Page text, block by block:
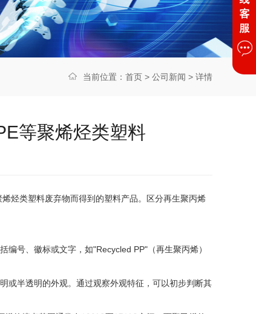
当前位置： 首页 > 公司新闻 > 详情
等聚烯烃类塑料
烃类塑料废弃物而得到的塑料产品。区分再生聚丙烯
号、徽标或文字，如"Recycled PP"（再生聚丙烯）
或半透明的外观。通过观察外观特征，可以初步判断其